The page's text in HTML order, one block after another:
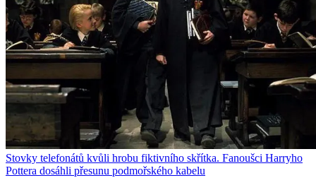
Stovky telefonátů kvůli hrobu fiktivního skřítka. Fanoušci Harryho
Pottera dosáhli přesunu podmořského kabelu